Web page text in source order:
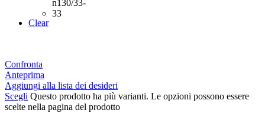
Clear
Confronta
Anteprima
Aggiungi alla lista dei desideri
Scegli Questo prodotto ha più varianti. Le opzioni possono essere
scelte nella pagina del prodotto